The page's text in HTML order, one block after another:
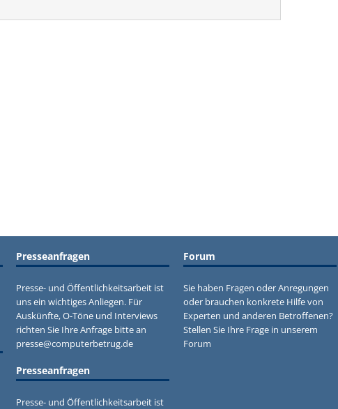
Presseanfragen
Presse- und Öffentlichkeitsarbeit ist
uns ein wichtiges Anliegen. Für
Auskünfte, O-Töne und Interviews
richten Sie Ihre Anfrage bitte an
presse@computerbetrug.de
Presseanfragen
Presse- und Öffentlichkeitsarbeit ist
Forum
Sie haben Fragen oder Anregungen
oder brauchen konkrete Hilfe von
Experten und anderen Betroffenen?
Stellen Sie Ihre Frage in unserem
Forum